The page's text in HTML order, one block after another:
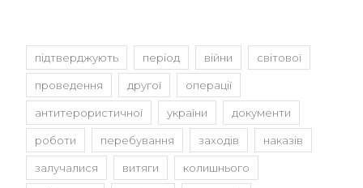
підтверджують період війни світової
проведення другої операції
антитерористичної україни документи
роботи перебування заходів наказів
залучалися витяги колишнього